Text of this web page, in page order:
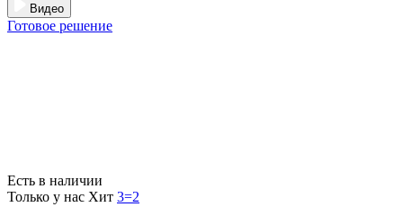
Видео
Готовое решение
Есть в наличии
Только у нас Хит 3=2